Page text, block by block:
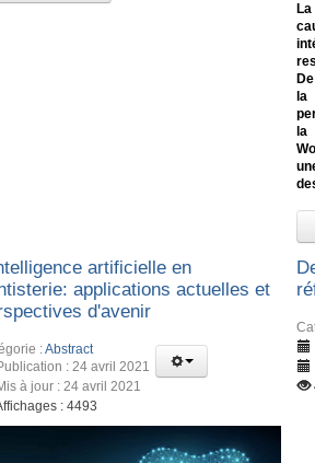
la
la
artificielle en
applications actuelles et
d'avenir
:Abstract
: 24 avril 2021
à jour : 24 avril 2021
: 4493